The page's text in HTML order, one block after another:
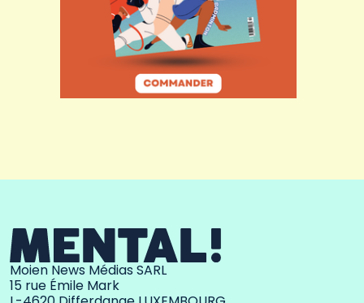
Moien News Médias SARL
15 rue Émile Mark